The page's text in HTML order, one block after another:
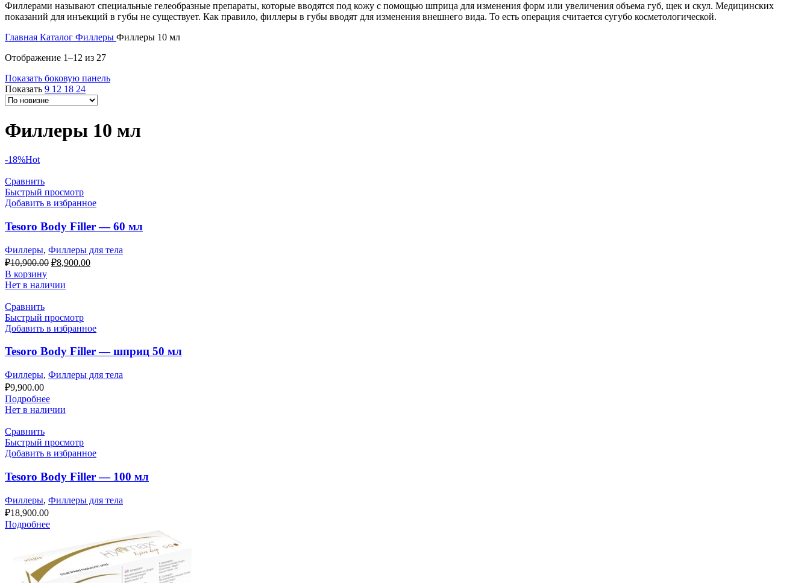
Филлерами называют специальные гелеобразные препараты, которые вводятся под кожу с помощью шприца для изменения форм или увеличения объема губ, щек и скул. Медицинских
показаний для инъекций в губы не существует. Как правило, филлеры в губы вводят для изменения внешнего вида. То есть операция считается сугубо косметологической.
Главная Каталог Филлеры Филлеры 10 мл
Отображение 1–12 из 27
Показать боковую панель
Показать 9 12 18 24
Филлеры 10 мл
-18%Hot
Сравнить
Быстрый просмотр
Добавить в избранное
Tesoro Body Filler — 60 мл
Филлеры, Филлеры для тела
₽10,900.00 ₽8,900.00
В корзину
Нет в наличии
Сравнить
Быстрый просмотр
Добавить в избранное
Tesoro Body Filler — шприц 50 мл
Филлеры, Филлеры для тела
₽9,900.00
Подробнее
Нет в наличии
Сравнить
Быстрый просмотр
Добавить в избранное
Tesoro Body Filler — 100 мл
Филлеры, Филлеры для тела
₽18,900.00
Подробнее